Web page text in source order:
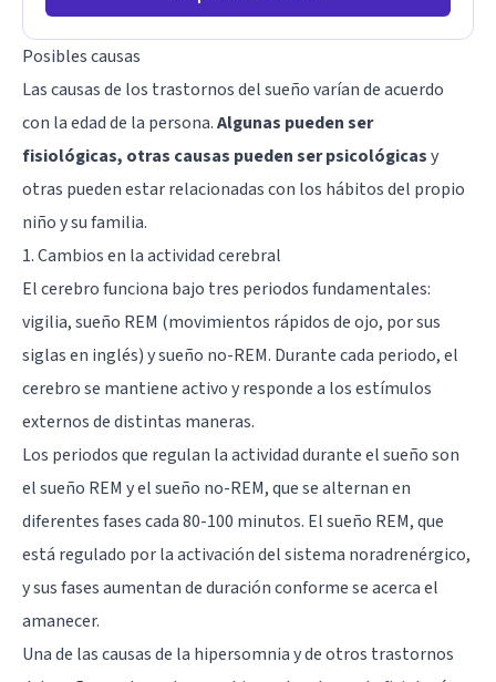
Posibles causas
Las causas de los trastornos del sueño varían de acuerdo
con la edad de la persona.Algunas pueden ser
fisiológicas, otras causas pueden ser psicológicasy
otras pueden estar relacionadas con los hábitos del propio
niño y su familia.
1. Cambios en la actividad cerebral
El cerebro funciona bajo tres periodos fundamentales:
vigilia,sueño REM (movimientos rápidos de ojo, por sus
siglas en inglés) y sueño no-REM. Durante cada periodo, el
cerebro se mantiene activo y responde a los estímulos
externos de distintas maneras.
Los periodos que regulan la actividad durante el sueño son
el sueño REM y el sueño no-REM, que se alternan en
diferentes fases cada 80-100 minutos. El sueño REM, que
está regulado por la activación del sistema noradrenérgico,
y sus fases aumentan de duración conforme se acerca el
amanecer.
Una de las causas de la hipersomnia y de otros trastornos